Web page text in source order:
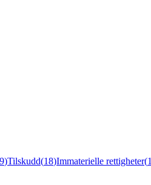
9)Tilskudd(18)Immaterielle rettigheter(1